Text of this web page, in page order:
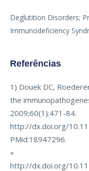
Deglutition Disorders;
Immunodeficiency
Referências
1) Douek DC,
the
2009;60(1):471-84.
http://dx.doi.org/
PMid:18947296.
»
http://dx.doi.org/